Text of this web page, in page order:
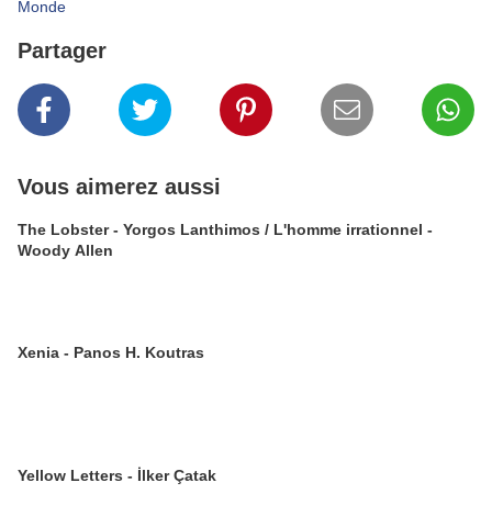
Monde
Partager
Vous aimerez aussi
The Lobster - Yorgos Lanthimos / L'homme irrationnel -
Woody Allen
Xenia - Panos H. Koutras
Yellow Letters - İlker Çatak